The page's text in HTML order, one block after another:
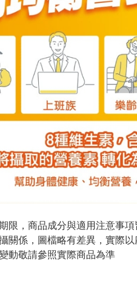
限，商品成分與適用注意事
關係，圖檔略有差異，實際
動敬請參照實際商品為準